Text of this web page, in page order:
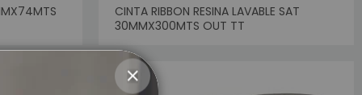
CINTA RIBBON RESINA LAVABLE SAT
30MMX300MTS OUT TT
Sin Stock
CLOSE